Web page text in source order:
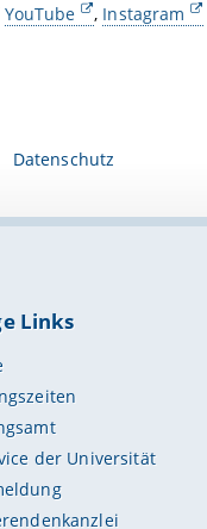
YouTube , Instagram
Datenschutz
Links
der Universität